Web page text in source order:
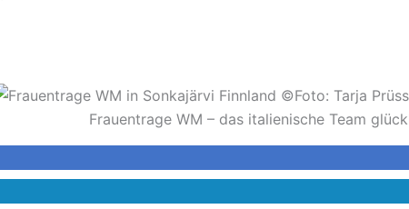
Frauentrage WM – das italienische Team